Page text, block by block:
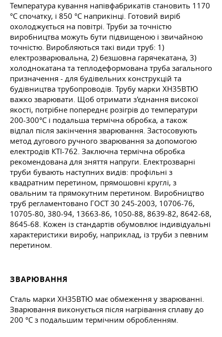
Температура кування напівфабрикатів становить 1170
°C спочатку, і 850 °C наприкінці. Готовий виріб
охолоджується на повітрі. Труби за точністю
виробництва можуть бути підвищеною і звичайною
точністю. Виробляються такі види труб: 1)
електрозварювальна, 2) безшовна гарячекатана, 3)
холоднокатана та теплодеформована труба загального
призначення - для будівельних конструкцій та
будівництва трубопроводів. Трубу марки ХН35ВТЮ
важко зварювати. Щоб отримати з'єднання високої
якості, потрібне попереднє розігрів до температури
200-300°С і подальша термічна обробка, а також
відпал після закінчення зварювання. Застосовують
метод дугового ручного зварювання за допомогою
електродів КТІ-762. Заключна термічна обробка
рекомендована для зняття напруги. Електрозварні
труби бувають наступних видів: профільні з
квадратним перетином, прямошовні круглі, з
овальним та прямокутним перетином. Виробництво
труб регламентовано ГОСТ 30 245-2003, 10706-76,
10705-80, 380-94, 13663-86, 1050-88, 8639-82, 8642-68,
8645-68. Кожен із стандартів обумовлює індивідуальні
характеристики виробу, наприклад, із труби з певним
перетином.
ЗВАРЮВАННЯ
Сталь марки ХН35ВТЮ має обмеження у зварюванні.
Зварювання виконується після нагрівання сплаву до
200 °C з подальшим термічним обробленням.